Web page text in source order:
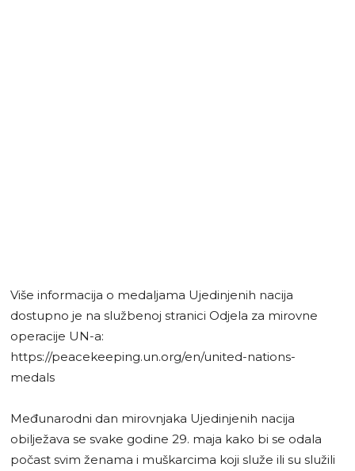
Više informacija o medaljama Ujedinjenih nacija
dostupno je na službenoj stranici Odjela za mirovne
operacije UN-a:
https://peacekeeping.un.org/en/united-nations-
medals
Međunarodni dan mirovnjaka Ujedinjenih nacija
obilježava se svake godine 29. maja kako bi se odala
počast svim ženama i muškarcima koji služe ili su služili